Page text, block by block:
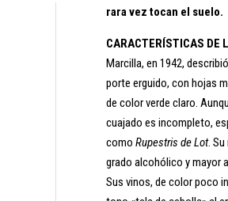
rara vez tocan el suelo.
CARACTERÍSTICAS DE
Marcilla, en 1942,
porte erguido, con hojas
de color verde claro.
cuajado es incompleto,
comoRupestris de Lot.
grado alcohólico y mayor
Sus vinos, de color poco